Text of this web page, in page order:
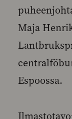
Maja
Espoossa.